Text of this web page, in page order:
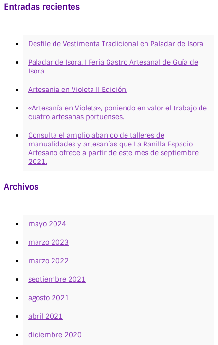
Entradas recientes
Desfile de Vestimenta Tradicional en Paladar de Isora
Paladar de Isora. I Feria Gastro Artesanal de Guía de
Isora.
Artesanía en Violeta II Edición.
«Artesanía en Violeta», poniendo en valor el trabajo de
cuatro artesanas portuenses.
Consulta el amplio abanico de talleres de
manualidades y artesanías que La Ranilla Espacio
Artesano ofrece a partir de este mes de septiembre
2021.
Archivos
mayo 2024
marzo 2023
marzo 2022
septiembre 2021
agosto 2021
abril 2021
diciembre 2020